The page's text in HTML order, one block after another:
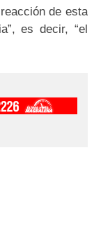
de esta
es decir, “el